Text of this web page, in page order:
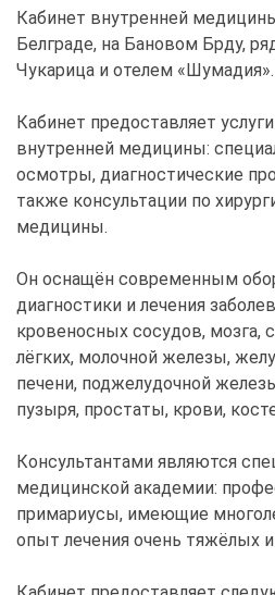
Кабинет внутренней
Белграде, на Бановом Брду,
Чукарица и отелем «Шумадия».
Кабинет предоставляет
внутренней медицины:
осмотры, диагностические
также консультации по
медицины.
Он оснащён современным
диагностики и лечения
кровеносных сосудов, мозга,
лёгких, молочной железы,
печени, поджелудочной
пузыря, простаты, крови,
Консультантами являются
медицинской академии:
примариусы, имеющие
опыт лечения очень тяжёлых